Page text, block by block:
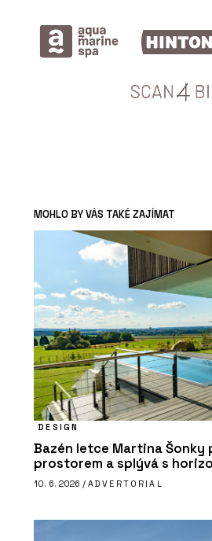
MOHLO BY VÁS TAKÉ ZAJÍMAT
DESIGN
Bazén letce Martina Šonky
prostorem a splývá s
10. 6. 2026 / ADVERTORIAL